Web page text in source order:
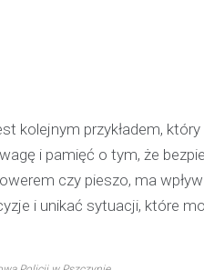
kolejnym przykładem,
i pamięć o tym, że
czy pieszo, ma
i unikać sytuacji, które